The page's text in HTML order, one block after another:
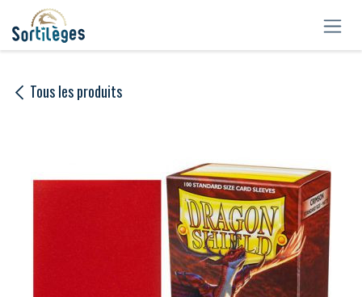
Se rendre au contenu
Tous les produits